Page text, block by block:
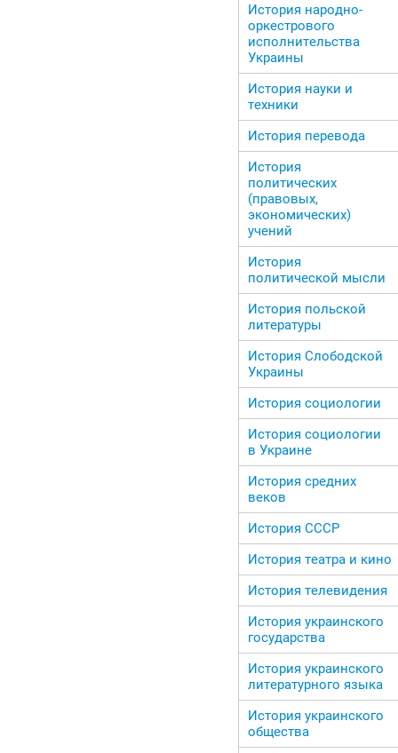
История народно-
оркестрового
исполнительства
Украины
История науки и
техники
История перевода
История
политических
(правовых,
экономических)
учений
История
политической мысли
История польской
литературы
История Слободской
Украины
История социологии
История социологии
в Украине
История средних
веков
История СССР
История театра и кино
История телевидения
История украинского
государства
История украинского
литературного языка
История украинского
общества